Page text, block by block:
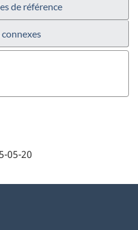
de référence
05-20